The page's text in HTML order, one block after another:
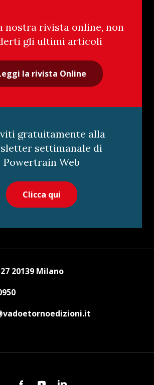
nostra rivista online, non
gli ultimi articoli
la rivista Online
gratuitamente alla
settimanale di
Powertrain Web
Clicca qui
20139 Milano
FacebookYoutubeLinkedin